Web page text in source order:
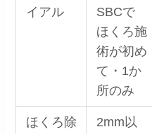
イアル
SBCで
ほくろ施
術が初め
て・1か
所のみ
ほくろ除
2mm以